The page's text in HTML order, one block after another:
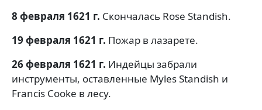
8 февраля 1621 г. Скончалась Rose Standish.
19 февраля 1621 г. Пожар в лазарете.
26 февраля 1621 г. Индейцы забрали
инструменты, оставленные Myles Standish и
Francis Cooke в лесу.